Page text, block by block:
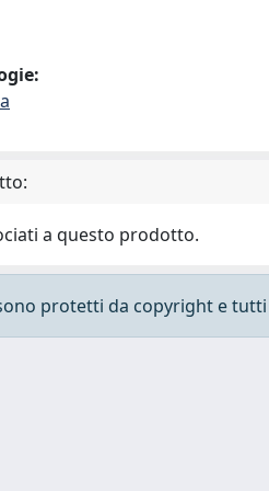
a questo prodotto.
protetti da copyright e